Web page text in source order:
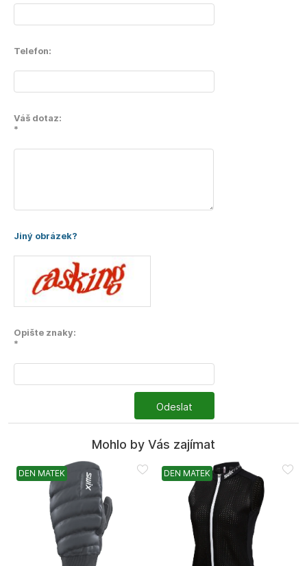
Telefon:
Váš dotaz:
*
Jiný obrázek?
Opište znaky:
*
Odeslat
Mohlo by Vás zajímat
DEN MATEK DEN MATEK